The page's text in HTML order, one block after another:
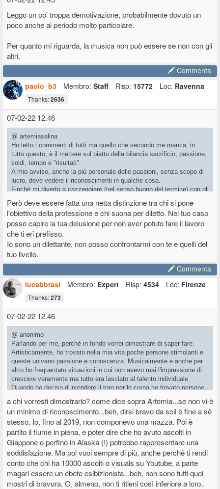
Leggo un po' troppa demotivazione, probabilmente dovuto un
poco anche al periodo molto particolare.
Per quanto mi riguarda, la musica non può essere se non con gli
altri.
Commenta
paolo_b3
Membro: Staff Risp: 15772 Loc: Ravenna
Thanks:2636
07-02-22 12.46
@ artemiasalina
Ho letto i commenti di tutti ma quello che secondo me manca, in
tutto questo, è il mettere sul piatto della bilancia sacrificio, passione,
soldi, tempo e "risultati".
A mio avviso, anche la più personale delle passioni, senza scopo di
lucro, deve vedere il riconoscimenti in qualche cosa.
Finchè mi diverto a cazzeggiare (nel senso buono del termine) con gli
quando si inizia a mettere in gioco un atteggiamento più
"professionale", secondo me il risultato ci vuole, c'è poco da fare,
altrimenti non vale più la pena.
Acquisti il VST figo, il plugin che suona bene, ma poi per cosa? Per
chi? Tanto vale comporre con i VST free, tanto cmq suoni, tanto cmq
l'idea la scrivi.
Perdere 15 mesi come nel mio caso, andando a letto tardi,
trascurando tante altre cose, per poi avere sempre e solo il giudizio
positivo di pochi (o negativo, anche questo è un risultato, io sarei
contento se in 15000 mi dicessero "fai cagare", perchè almeno in
Io ho iniziato a studiare piano perchè volevo fare il compositore.
Quando ero ragazzino, per me era inimmaginabile vivere e non
lasciare qualche cosa di te nel mondo. Poi mi son scontrato con una
realtà diversa, ma ho mantenuto questo focus in tutta la mia vita.
Oggi lo faccio per me, ma togliere soldi all'economia casalinga pesa
quando poi non ottieni risultati.
Però deve essere fatta una netta distinzione tra chi si pone
l'obiettivo della professione e chi suona per diletto. Nel tuo caso
posso capire la tua delusione per non aver potuto fare il lavoro
che ti eri prefisso.
Io sono un dilettante, non posso confrontarmi con te e quelli del
tuo livello.
Commenta
lucabbrasi
Membro: Expert Risp: 4534 Loc: Firenze
Thanks:273
07-02-22 12.46
@ anonimo
Parlando per me, perché in fondo vorrei dimostrare di saper fare.
Artisticamente, ho trovato nella mia vita poche persone stimolanti e
queste univano passione e conoscenza. Musicalmente e anche per
altro ho frequentato situazioni in cui non avevo mai l'impressione di
crescere veramente ma tutto era lasciato al talento individuale.
Quando ho deciso di prendere il toro per le corna ho trovato persone
artisti e opere, e si apre un mondo sconfinato che sto ancora
esplorando. Ho scritto un testo teatrale, proposto al mio maestro
dell'epoca ma niente, interessante ma non ci lavoriamo sopra per
renderlo ben rappresentabile. Arriva il lockdown e butto giù tanti
spunti di canzoni: seguo questa strada, ci studio perché non voglio
farle morire. Mi sento responsabile nei loro confronti, parrà una
cazzata ma è così. Se le faccio bene, avrò una possibilità, sennò no.
Per me questo è un mondo infinito da esplorare.
a chi vorresti dimostrarlo? come dice sopra Artemia...se non vi è
un minimo di riconoscimento...beh, dirsi bravo da soli è fine a sè
stesso. Io, fino al 2019, non componevo una mazza. Poi è
partito il fiume in piena, e poter dire che ho avuto ascolti in
Giappone o perfino in Alaska (!) potrebbe rappresentare una
soddisfazione. Ma poi vuoi sempre di più, anche perchè ti rendi
conto che chi ha 10000 ascolti o visuals su Youtube, a parte
magari essere un ebete esibizionista...beh, non sono tutti quei
mostri di bravura. O, almeno, non ti ritieni così inferiore a loro..